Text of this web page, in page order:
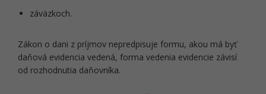
záväzkoch.
Zákon o dani z príjmov nepredpisuje formu, akou má byť
daňová evidencia vedená, forma vedenia evidencie závisí
od rozhodnutia daňovníka.